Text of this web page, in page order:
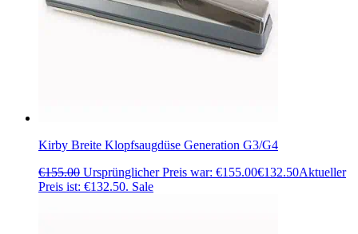
Kirby Breite Klopfsaugdüse Generation G3/G4
€155.00 Ursprünglicher Preis war: €155.00€132.50Aktueller
Preis ist: €132.50. Sale